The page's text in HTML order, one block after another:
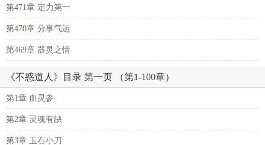
第471章 定力第一
第470章 分享气运
第469章 器灵之情
《不惑道人》目录 第一页 （第1-100章）
第1章 血灵参
第2章 灵魂有缺
第3章 玉石小刀